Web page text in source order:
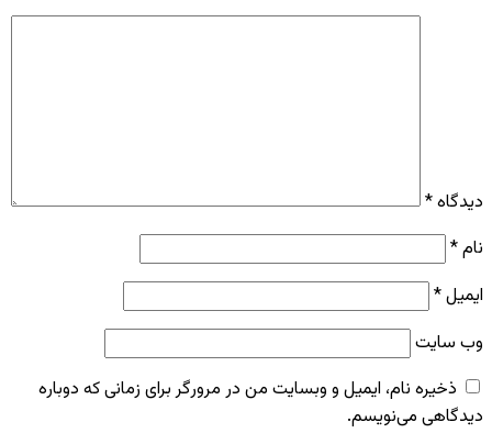
دیدگاه*
نام*
ایمیل*
وب‌ سایت
ذخیره نام، ایمیل و وبسایت من در مرورگر برای زمانی که دوباره
دیدگاهی می‌نویسم.